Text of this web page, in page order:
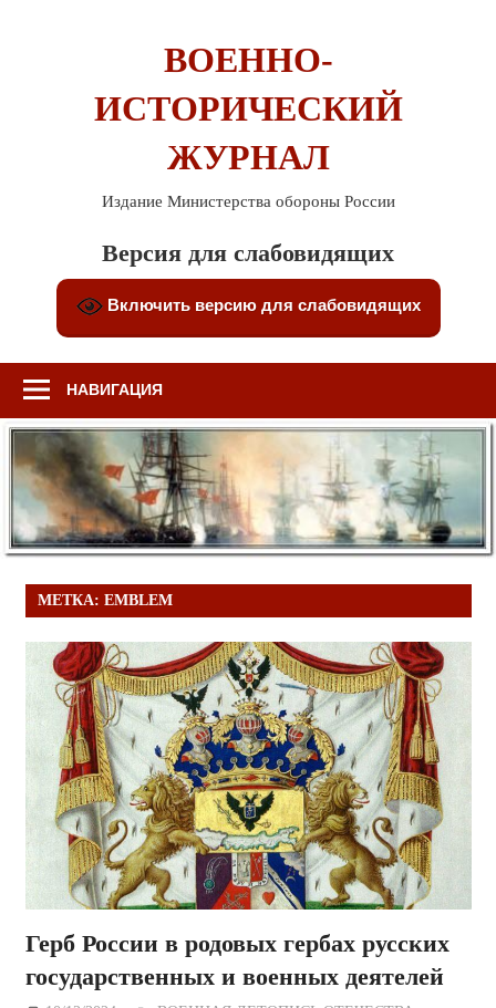
ВОЕННО-
ИСТОРИЧЕСКИЙ
ЖУРНАЛ
Издание Министерства обороны России
Версия для слабовидящих
Включить версию для слабовидящих
НАВИГАЦИЯ
МЕТКА: EMBLEM
Герб России в родовых гербах русских
государственных и военных деятелей